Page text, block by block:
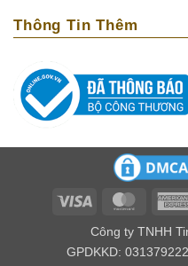
Thông Tin Thêm
Visa
Công ty TNHH
GPDKKD: